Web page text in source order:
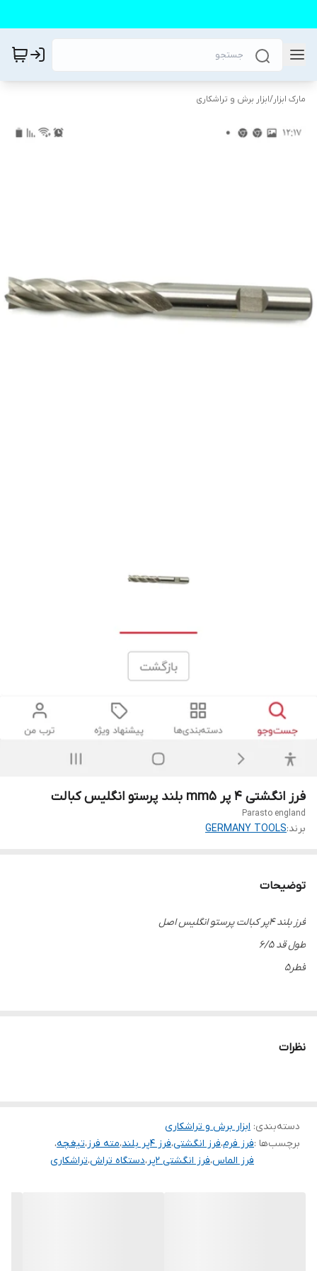
مارک ابزار/ابزار برش و تراشکاری
فرز انگشتی ۴ پر mm۵ بلند پرستو انگلیس کبالت
Parasto england
برند:GERMANY TOOLS
توضیحات
فرز بلند ۴پر کبالت پرستو انگلیس اصل
طول قد ۶/۵
قطر۵
نظرات
دسته‌بندی: ابزار برش و تراشکاری
برچسب‌ها :فرز فرم،فرز انگشتی،فرز ۴پر بلند ،مته فرز،تیغچه،
فرز الماس،فرز انگشتی ۲پر ،دستگاه تراش،تراشکاری